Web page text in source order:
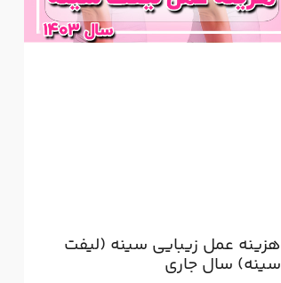
هزینه عمل زیبایی سینه (لیفت
سینه) سال جاری